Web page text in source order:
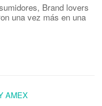
Brand lovers
una vez más en una